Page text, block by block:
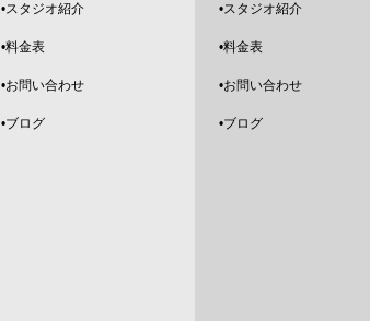
•スタジオ紹介
•料金表
•お問い合わせ
•ブログ
•スタジオ紹介
•料金表
•お問い合わせ
•ブログ